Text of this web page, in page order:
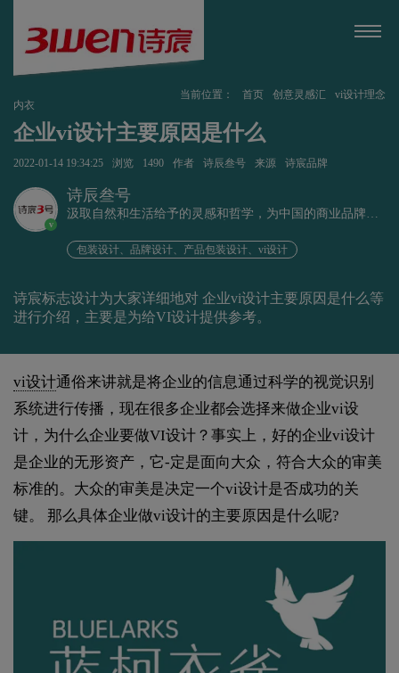
当前位置： 首页 创意灵感汇
vi设计理念
内衣
企业vi设计主要原因是什么
2022-01-14 19:34:25 浏览 1490 作者 诗辰叁号 来源 诗宸品牌
v
诗辰叁号
汲取自然和生活给予的灵感和哲学，为中国的商业品牌发
包装设计、品牌设计、产品包装设计、vi设计
诗宸标志设计为大家详细地对 企业vi设计主要原因是什么等
进行介绍，主要是为给VI设计提供参考。
vi设计通俗来讲就是将企业的信息通过科学的视觉识别
系统进行传播，现在很多企业都会选择来做企业vi设
计，为什么企业要做VI设计？事实上，好的企业vi设计
是企业的无形资产，它-定是面向大众，符合大众的审美
标准的。大众的审美是决定一个vi设计是否成功的关
键。 那么具体企业做vi设计的主要原因是什么呢?